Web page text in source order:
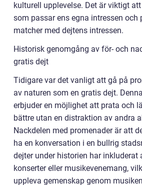
kulturell upplevelse. Det är viktigt
som passar ens egna intressen och
matcher med dejtens intressen.
Historisk genomgång av för- och
gratis dejt
Tidigare var det vanligt att gå på
av naturen som en gratis dejt.
erbjuder en möjlighet att prata och
bättre utan en distraktion av andra
Nackdelen med promenader är att
ha en konversation i en bullrig
dejter under historien har inkluderat
konserter eller musikevenemang,
uppleva gemenskap genom